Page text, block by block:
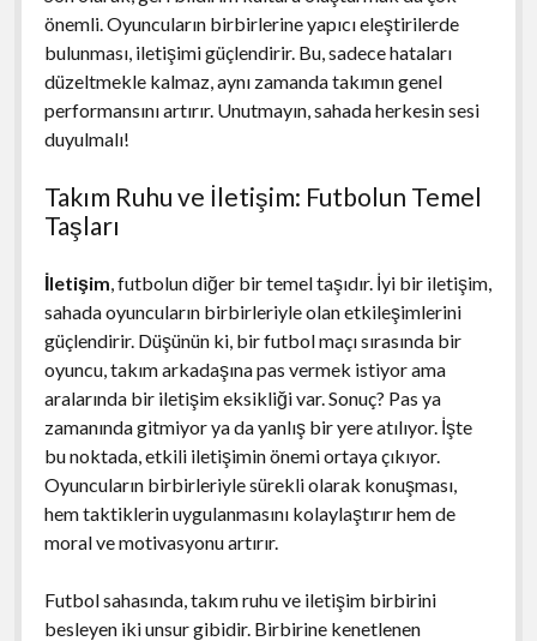
önemli. Oyuncuların birbirlerine yapıcı eleştirilerde
bulunması, iletişimi güçlendirir. Bu, sadece hataları
düzeltmekle kalmaz, aynı zamanda takımın genel
performansını artırır. Unutmayın, sahada herkesin sesi
duyulmalı!
Takım Ruhu ve İletişim: Futbolun Temel
Taşları
İletişim, futbolun diğer bir temel taşıdır. İyi bir iletişim,
sahada oyuncuların birbirleriyle olan etkileşimlerini
güçlendirir. Düşünün ki, bir futbol maçı sırasında bir
oyuncu, takım arkadaşına pas vermek istiyor ama
aralarında bir iletişim eksikliği var. Sonuç? Pas ya
zamanında gitmiyor ya da yanlış bir yere atılıyor. İşte
bu noktada, etkili iletişimin önemi ortaya çıkıyor.
Oyuncuların birbirleriyle sürekli olarak konuşması,
hem taktiklerin uygulanmasını kolaylaştırır hem de
moral ve motivasyonu artırır.
Futbol sahasında, takım ruhu ve iletişim birbirini
besleyen iki unsur gibidir. Birbirine kenetlenen